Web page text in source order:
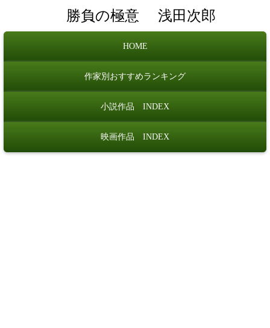
勝負の極意 浅田次郎
HOME
作家別おすすめランキング
小説作品 INDEX
映画作品 INDEX